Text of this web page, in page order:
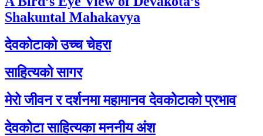
Shakuntal Mahakavya
देवकोटाको उच्च चेहरा
साहित्यको सागर
मेरो जीवन र दर्शनमा महामानव देवकोटाको प्रभाव
देवकोटा साहित्यका मननीय अंश